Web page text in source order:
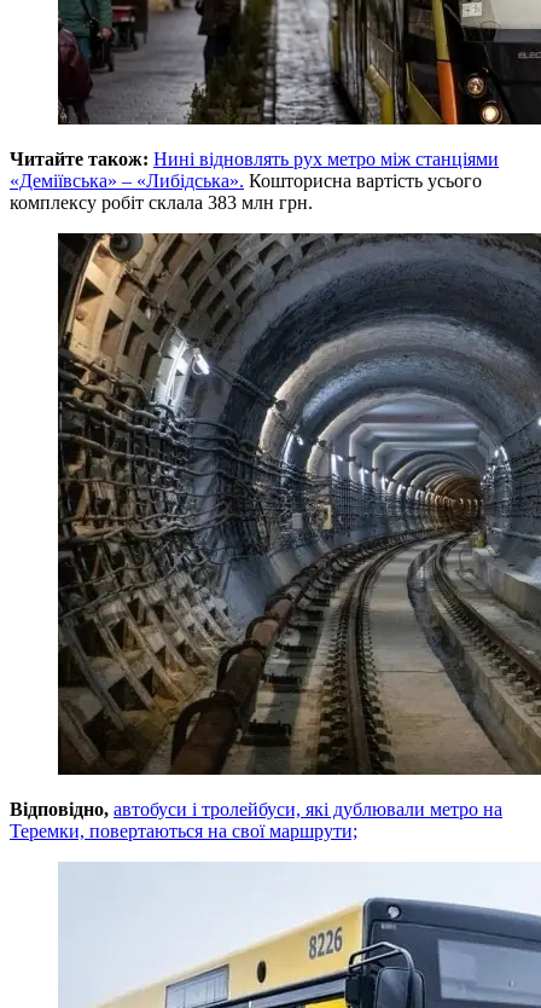
Читайте також: Нині відновлять рух метро між станціями
«Деміївська» – «Либідська». Кошторисна вартість усього
комплексу робіт склала 383 млн грн.
Відповідно, автобуси і тролейбуси, які дублювали метро на
Теремки, повертаються на свої маршрути;